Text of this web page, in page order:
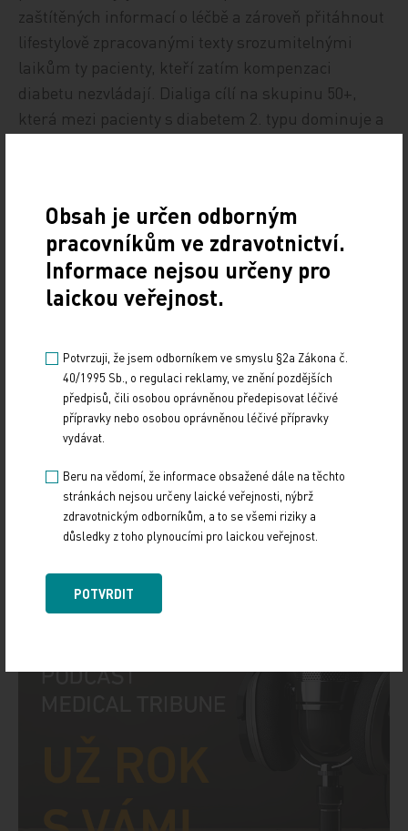
zaštítěných informací o léčbě a zároveň přitáhnout
lifestylově zpracovanými texty srozumitelnými
laikům ty pacienty, kteří zatím kompenzaci
diabetu nezvládají. Dialiga cílí na skupinu 50+,
která mezi pacienty s diabetem 2. typu dominuje a
návštěvníků.
Zdroj:
Sdílejte článek
Obsah je určen odborným
pracovníkům ve zdravotnictví.
Informace nejsou určeny pro
laickou veřejnost.
Potvrzuji, že jsem odborníkem ve smyslu §2a Zákona č.
40/1995 Sb., o regulaci reklamy, ve znění pozdějších
předpisů, čili osobou oprávněnou předepisovat léčivé
přípravky nebo osobou oprávněnou léčivé přípravky
vydávat.
Beru na vědomí, že informace obsažené dále na těchto
stránkách nejsou určeny laické veřejnosti, nýbrž
zdravotnickým odborníkům, a to se všemi riziky a
důsledky z toho plynoucími pro laickou veřejnost.
POTVRDIT